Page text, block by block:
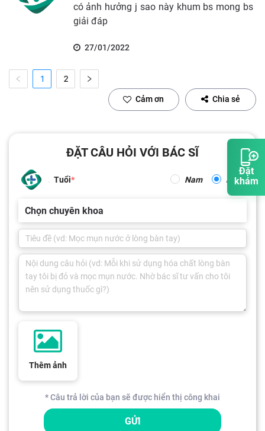
Đặt
khám
có ảnh hưởng j sao này khum bs mong bs
giải đáp
27/01/2022
1 2
Cảm ơn Chia sẻ
ĐẶT CÂU HỎI VỚI BÁC SĨ
Tuổi Nam Nữ
Chọn chuyên khoa
Thêm ảnh
* Câu trả lời của bạn sẽ được hiển thị công khai
GỬI